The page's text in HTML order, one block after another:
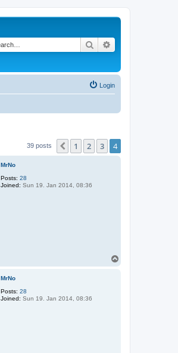
Search
Login
39 posts Previous
1 2 3 4
MrNo
Posts: 28
Joined: Sun 19. Jan 2014, 08:36
MrNo
Posts: 28
Joined: Sun 19. Jan 2014, 08:36